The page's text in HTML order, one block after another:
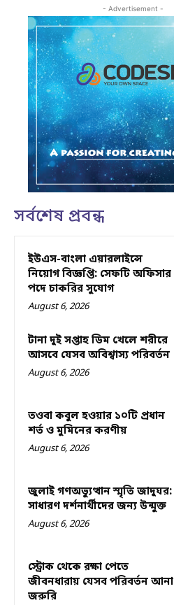
- Advertisement -
সর্বশেষ প্রবন্ধ
ইউএস-বাংলা এয়ারলাইন্সে
নিয়োগ বিজ্ঞপ্তি: সেফটি অফিসার
পদে চাকরির সুযোগ
August 6, 2026
টানা দুই সপ্তাহ ডিম খেলে শরীরে
আসবে যেসব অবিশ্বাস্য পরিবর্তন
August 6, 2026
তওবা কবুল হওয়ার ১০টি প্রধান
শর্ত ও মুমিনের করণীয়
August 6, 2026
জুলাই গণঅভ্যুত্থান স্মৃতি জাদুঘর:
সাধারণ দর্শনার্থীদের জন্য উন্মুক্ত
August 6, 2026
স্ট্রোক থেকে রক্ষা পেতে
জীবনধারায় যেসব পরিবর্তন আনা
জরুরি